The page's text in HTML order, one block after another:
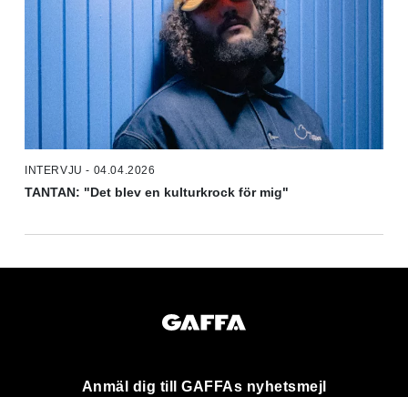
INTERVJU - 04.04.2026
TANTAN: "Det blev en kulturkrock för mig"
Anmäl dig till GAFFAs nyhetsmejl